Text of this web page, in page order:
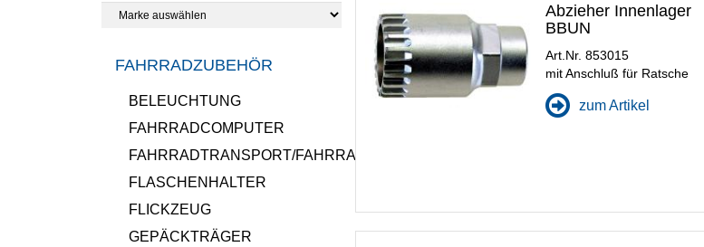
FAHRRADZUBEHÖR
BELEUCHTUNG
FAHRRADCOMPUTER
FAHRRADTRANSPORT/FAHRRADANHÄNGER
FLASCHENHALTER
FLICKZEUG
GEPÄCKTRÄGER
Abzieher Innenlager
BBUN
Art.Nr. 853015
mit Anschluß für Ratsche
zum Artikel